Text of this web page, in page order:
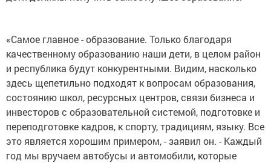
«Самое главное - образование. Только благодаря
качественному образованию наши дети, в целом район
и республика будут конкурентными. Видим, насколько
здесь щепетильно подходят к вопросам образования,
состоянию школ, ресурсных центров, связи бизнеса и
инвесторов с образовательной системой, подготовке и
переподготовке кадров, к спорту, традициям, языку. Все
это является хорошим примером, - заявил он. - Каждый
год мы вручаем автобусы и автомобили, которые